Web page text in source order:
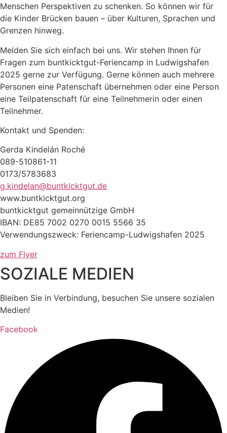
Menschen Perspektiven zu schenken. So können wir für
die Kinder Brücken bauen – über Kulturen, Sprachen und
Grenzen hinweg.
Melden Sie sich einfach bei uns. Wir stehen Ihnen für
Fragen zum buntkicktgut-Feriencamp in Ludwigshafen
2025 gerne zur Verfügung. Gerne können auch mehrere
Personen eine Patenschaft übernehmen oder eine Person
eine Teilpatenschaft für eine Teilnehmerin oder einen
Teilnehmer.
Kontakt und Spenden:
Gerda Kindelán Roché
089-510861-11
0173/5783683
g.kindelan@buntkicktgut.de
www.buntkicktgut.org
buntkicktgut gemeinnützige GmbH
IBAN: DE85 7002 0270 0015 5566 35
Verwendungszweck: Feriencamp-Ludwigshafen 2025
zum Flyer
SOZIALE MEDIEN
Bleiben Sie in Verbindung, besuchen Sie unsere sozialen
Medien!
Facebook